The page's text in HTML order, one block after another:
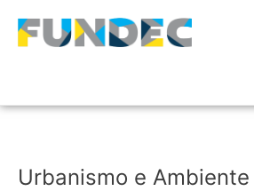
Urbanismo e Ambiente